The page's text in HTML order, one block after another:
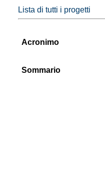
Lista di tutti i progetti
Acronimo
Sommario